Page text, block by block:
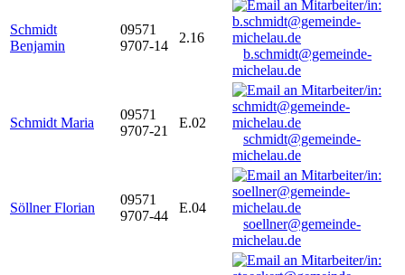
Schmidt
Benjamin
09571
9707-14
2.16
b.schmidt@gemeinde-
michelau.de
Schmidt Maria
09571
9707-21
E.02
schmidt@gemeinde-
michelau.de
Söllner Florian
09571
9707-44
E.04
soellner@gemeinde-
michelau.de